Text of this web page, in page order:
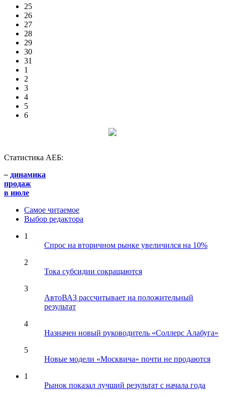
25
26
27
28
29
30
31
1
2
3
4
5
6
Статистика АЕБ:
– динамика
продаж
в июле
Самое читаемое
Выбор редактора
1
Спрос на вторичном рынке увеличился на 10%
2
Тока субсидии сокращаются
3
АвтоВАЗ рассчитывает на положительный
результат
4
Назначен новый руководитель «Соллерс Алабуга»
5
Новые модели «Москвича» почти не продаются
1
Рынок показал лучший результат с начала года